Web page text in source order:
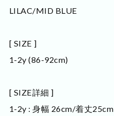
LILAC/MID BLUE
[ SIZE ]
1-2y (86-92cm)
[ SIZE詳細 ]
1-2y : 身幅 26cm/着丈25cm